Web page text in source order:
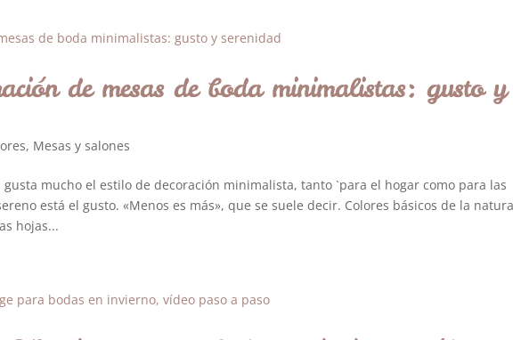
de mesas de boda minimalistas: gusto y
, Mesas y salones
gusta mucho el estilo de decoración minimalista, tanto `para el hogar como para las
está el gusto. «Menos es más», que se suele decir. Colores básicos de la
hojas...